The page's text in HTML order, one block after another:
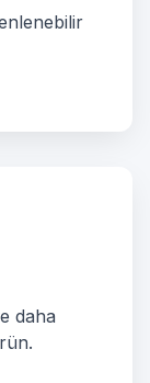
daha